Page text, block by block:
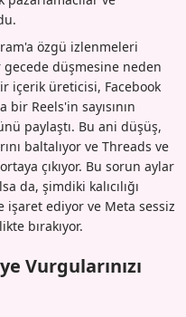
özgü izlenmeleri
düşmesine neden
içerik üreticisi, Facebook
Reels'in sayısının
paylaştı. Bu ani düşüş,
baltalıyor ve Threads ve
çıkıyor. Bu sorun aylar
da, şimdiki kalıcılığı
ediyor ve Meta sessiz
bırakıyor.
Vurgularınızı